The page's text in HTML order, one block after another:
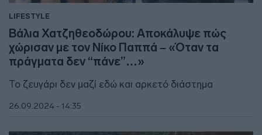
LIFESTYLE
Βάλια Χατζηθεοδώρου: Αποκάλυψε πώς
χώρισαν με τον Νίκο Παππά – «Όταν τα
πράγματα δεν “πάνε”…»
Το ζευγάρι δεν μαζί εδώ και αρκετό διάστημα
26.09.2024 - 14:35